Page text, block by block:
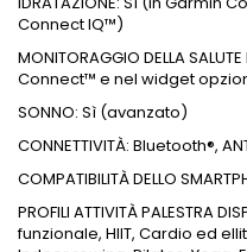
Connect IQ™)
MONITORAGGIO DELLA
Connect™ e nel widget
SONNO: Sì (avanzato)
CONNETTIVITÀ: Bluetooth®,
COMPATIBILITÀ DELLO
PROFILI ATTIVITÀ PALESTRA
funzionale, HIIT, Cardio ed